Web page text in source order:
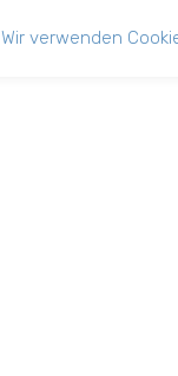
Posts tagged
Wir verwenden